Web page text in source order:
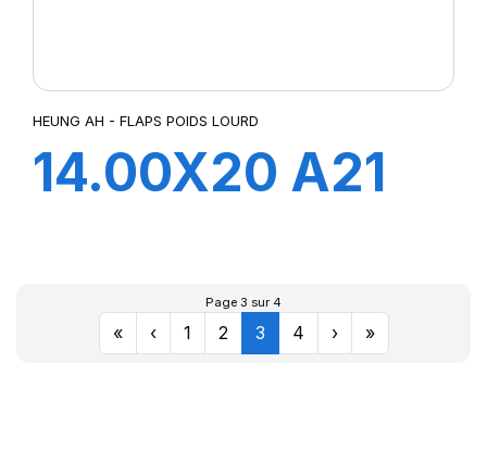
HEUNG AH - FLAPS POIDS LOURD
14.00X20 A21
Page 3 sur 4
« ‹ 1 2 3 4 › »